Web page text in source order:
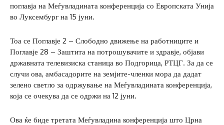
поглавја на Меѓувладината конференција со Европската Унија
во Луксембург на 15 јуни.
Тоа се Поглавје 2 – Слободно движење на работниците и
Поглавје 28 – Заштита на потрошувачите и здравје, објави
државната телевизиска станица во Подгорица, РТЦГ. За да се
случи ова, амбасадорите на земјите-членки мора да дадат
зелено светло за одржување на Меѓувладината конференција,
која се очекува да се одржи на 12 јуни.
Ова ќе биде третата Меѓувладина конференција што Црна